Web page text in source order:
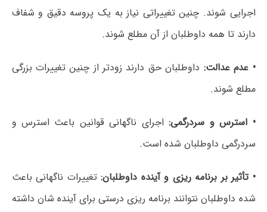
اجرایی شوند. چنین تغییراتی نیاز به یک پروسه دقیق و شفاف
دارند تا همه داوطلبان از آن مطلع شوند.
• عدم عدالت: داوطلبان حق دارند زودتر از چنین تغییرات بزرگی
مطلع شوند.
• استرس و سردرگمی:اجرای ناگهانی قوانین باعث استرس و
سردرگمی داوطلبان شده است.
• تأثیر بر برنامه ریزی و آینده داوطلبان: تغییرات ناگهانی باعث
شده داوطلبان نتوانند برنامه ریزی درستی برای آینده شان داشته